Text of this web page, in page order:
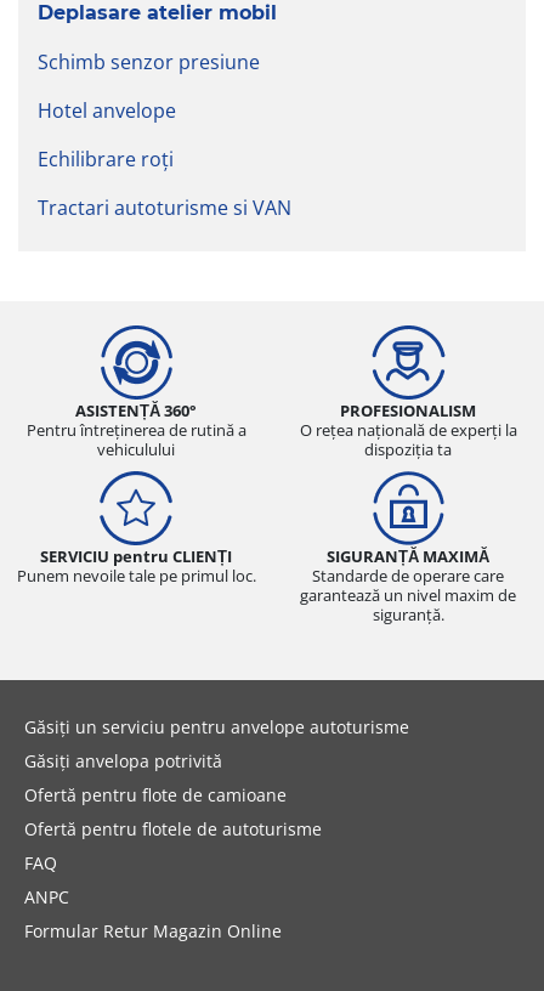
Deplasare atelier mobil
Schimb senzor presiune
Hotel anvelope
Echilibrare roți
Tractari autoturisme si VAN
ASISTENȚĂ 360°
Pentru întreținerea de rutină a
vehiculului
PROFESIONALISM
O rețea națională de experți la
dispoziția ta
SERVICIU pentru CLIENȚI
Punem nevoile tale pe primul loc.
SIGURANȚĂ MAXIMĂ
Standarde de operare care
garantează un nivel maxim de
siguranță.
Găsiți un serviciu pentru anvelope autoturisme
Găsiți anvelopa potrivită
Ofertă pentru flote de camioane
Ofertă pentru flotele de autoturisme
FAQ
ANPC
Formular Retur Magazin Online